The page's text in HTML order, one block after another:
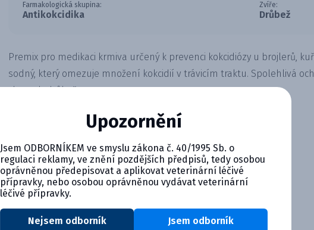
Farmakologická skupina:
Antikokcidika
Zvíře:
Drůbež
Premix pro medikaci krmiva určený k prevenci kokcidiózy u brojlerů,
sodný, který omezuje množení kokcidií v trávicím traktu. Spolehlivá
chovech drůbeže.
Upozornění
Jsem ODBORNÍKEM ve smyslu zákona č. 40/1995 Sb. o
regulaci reklamy, ve znění pozdějších předpisů, tedy osobou
oprávněnou předepisovat a aplikovat veterinární léčivé
přípravky, nebo osobou oprávněnou vydávat veterinární
léčivé přípravky.
Nejsem odborník Jsem odborník